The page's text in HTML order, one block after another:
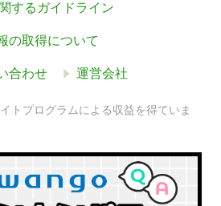
するガイドライン
の取得について
合わせ 運営会社
トプログラムによる収益を得ていま